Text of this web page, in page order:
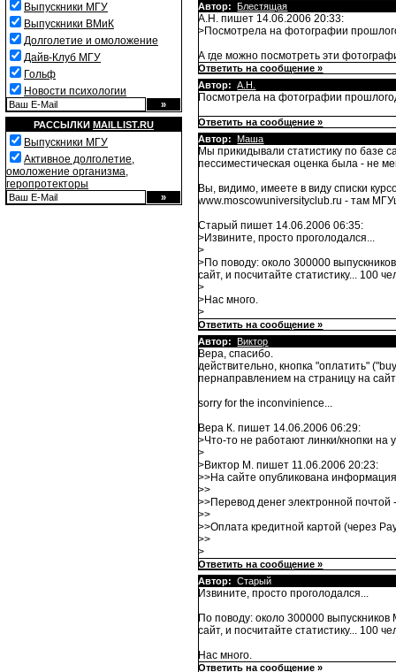
Выпускники МГУ
Выпускники ВМиК
Долголетие и омоложение
Дайв-Клуб МГУ
Гольф
Новости психологии
РАССЫЛКИ MAILLIST.RU
Выпускники МГУ
Активное долголетие,
омоложение организма,
геропротекторы
Автор:
Блестящая
А.Н. пишет 14.06.2006 20:33:
>Посмотрела на фотографии
А где можно посмотреть эти
Ответить на сообщение »
Автор:
А.Н.
Посмотрела на фотографии
Ответить на сообщение »
Автор:
Маша
Мы прикидывали статистику по базе
пессиместическая оценка была - не
Вы, видимо, имеете в виду списки
www.moscowuniversityclub.ru - там
Старый пишет 14.06.2006 06:35:
>Извините, просто проголодался...
>
>По поводу: около 300000
сайт, и посчитайте статистику... 100
>
>Нас много.
>
Ответить на сообщение »
Автор:
Виктор
Вера, спасибо.
действительно, кнопка "оплатить"
пернаправлением на страницу на
sorry for the inconvinience...
Вера К. пишет 14.06.2006 06:29:
>Что-то не работают линки/кнопки
>
>Виктор М. пишет 11.06.2006 20:23:
>>На сайте опубликована
>>
>>Перевод денег электронной почтой
>>
>>Оплата кредитной картой (через
>>
>
Ответить на сообщение »
Автор: Старый
Извините, просто проголодался...
По поводу: около 300000
сайт, и посчитайте статистику... 100
Нас много.
Ответить на сообщение »